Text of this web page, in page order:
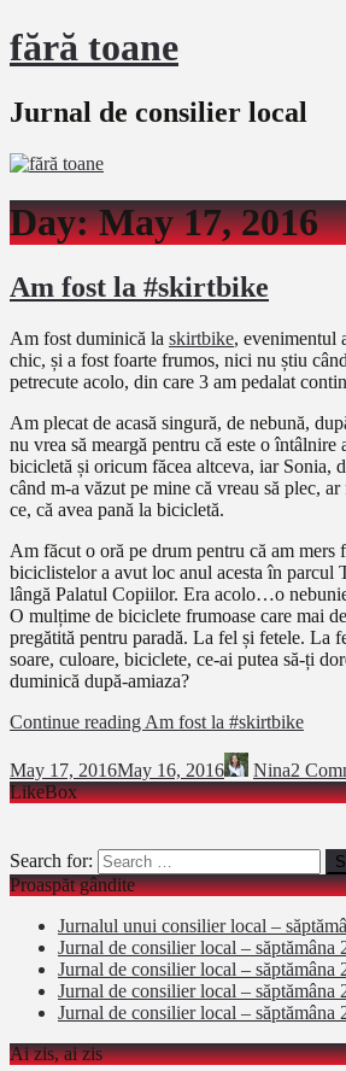
fără toane
Jurnal de consilier local
Day:May 17, 2016
Am fost la #skirtbike
Am fost duminică la skirtbike, evenimentul
chic, și a fost foarte frumos, nici nu știu
petrecute acolo, din care 3 am pedalat
Am plecat de acasă singură, de nebună,
nu vrea să meargă pentru că este o
bicicletă și oricum făcea altceva, iar Sonia,
când m-a văzut pe mine că vreau să plec,
ce, că avea pană la bicicletă.
Am făcut o oră pe drum pentru că am mers
biciclistelor a avut loc anul acesta în parcul
lângă Palatul Copiilor. Era acolo…o
O mulțime de biciclete frumoase care mai
pregătită pentru paradă. La fel și fetele. La
soare, culoare, biciclete, ce-ai putea să-ți
duminică după-amiaza?
Continue reading Am fost la #skirtbike
May 17, 2016May 16, 2016 Nina2
LikeBox
Search for:
Proaspăt gândite
Jurnalul unui consilier local –
Jurnal de consilier local – săptămâna
Jurnal de consilier local – săptămâna
Jurnal de consilier local – săptămâna
Jurnal de consilier local – săptămâna
Ai zis, ai zis